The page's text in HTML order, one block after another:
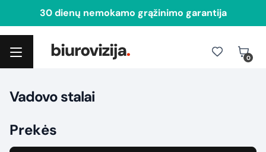
30 dienų nemokamo grąžinimo garantija
0
Vadovo stalai
Prekės